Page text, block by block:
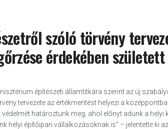
szóló törvény
érdekében született
építészeti államtitkára szerint az új
tervezete az értékmentést helyezi a
védelmét határoztunk meg, ahol előnyt adunk a
helyi építőipari vállalkozásoknak is” – jelentette ki